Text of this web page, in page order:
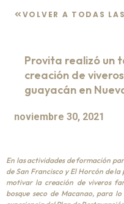
VOLVER A TODAS
Provita realizó un
creación de
guayacán en
noviembre 30, 2021
En las actividades de formación
de San Francisco y El Horcón de
motivar la creación de viveros
bosque seco de Macanao, para